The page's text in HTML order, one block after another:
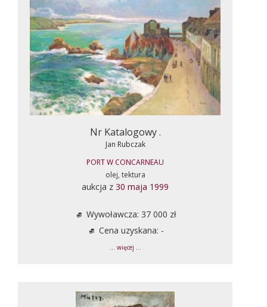
Nr Katalogowy .
Jan Rubczak
PORT W CONCARNEAU
olej, tektura
aukcja z 30 maja 1999
Wywoławcza: 37 000 zł
Cena uzyskana: -
... więcej ...